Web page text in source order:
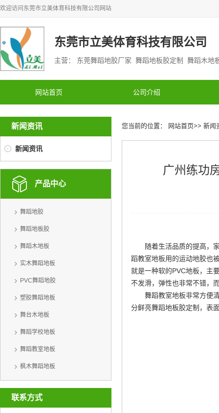
欢迎访问 东莞市立美体育科技有限公司 网站
东莞市立美体育科技有限公司
主营： 东莞舞蹈地胶厂家 舞蹈地板胶定制 舞蹈木
网站首页 公司介绍
新闻资讯
新闻资讯
产品中心
舞蹈地胶
舞蹈地板胶
舞蹈木地板
实木舞蹈地板
PVC舞蹈地胶
塑胶舞蹈地板
舞台木地板
舞蹈学校地板
舞蹈教室地板
枫木舞蹈地板
联系方式
您当前的位置： 网站首页>> 新闻
广州练功
随着生活品质的提高，
蹈教室地板用的运动地胶也
就是一种软的PVC地板，主
不发滑，弹性也非常不错，
舞蹈教室地板非常方便
分鲜亮舞蹈地板胶定制 ，表